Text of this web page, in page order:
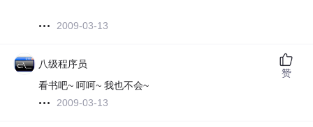
2009-03-13
八级程序员
看书吧~ 呵呵~ 我也不会~
2009-03-13
赞